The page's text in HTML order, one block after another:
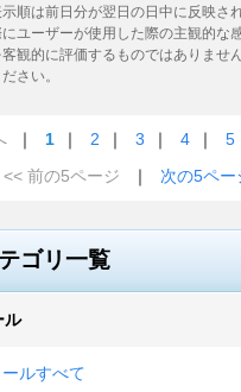
順は前日分が翌日の日中に反映され
ユーザーが使用した際の主観的な
観的に評価するものではありませ
さい。
｜ 1 ｜ 2 ｜ 3 ｜ 4 ｜ 5
<< 前の5ページ
｜ 次の5ペー
ゴリ一覧
ル
ルすべて